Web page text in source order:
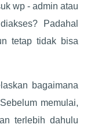
wp - admin atau
Padahal
tetap tidak bisa
bagaimana
memulai,
terlebih dahulu